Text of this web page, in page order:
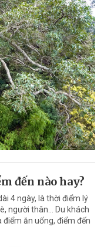
đến nào hay?
4 ngày, là thời điểm lý
người thân... Du khách
điểm ăn uống, điểm đến